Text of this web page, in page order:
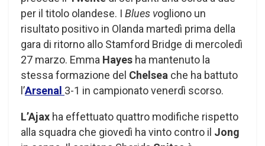
per il titolo olandese. I Blues vogliono un
risultato positivo in Olanda martedì prima della
gara di ritorno allo Stamford Bridge di mercoledì
27 marzo. Emma Hayes ha mantenuto la
stessa formazione del Chelsea che ha battuto
l’Arsenal 3-1 in campionato venerdì scorso.
L’Ajax ha effettuato quattro modifiche rispetto
alla squadra che giovedì ha vinto contro il Jong